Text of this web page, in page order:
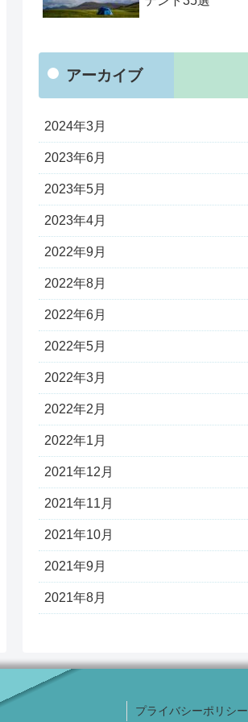
アーカイブ
2024年3月
2023年6月
2023年5月
2023年4月
2022年9月
2022年8月
2022年6月
2022年5月
2022年3月
2022年2月
2022年1月
2021年12月
2021年11月
2021年10月
2021年9月
2021年8月
プライバシーポリシー